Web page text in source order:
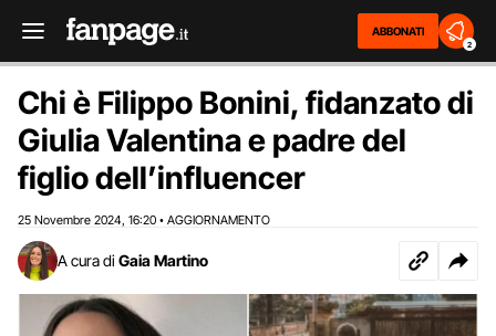
ABBONATI
2
Chi è Filippo Bonini, fidanzato di
Giulia Valentina e padre del
figlio dell’influencer
25 Novembre 2024 16:20 • AGGIORNAMENTO
A cura di Gaia Martino